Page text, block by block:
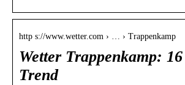
http s://www.wetter.com › … › Trappenkamp
Wetter Trappenkamp: 16
Trend